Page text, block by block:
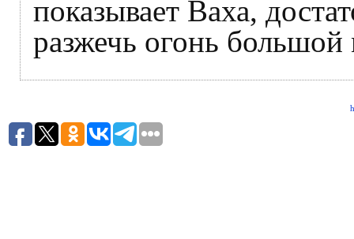
показывает Ваха,
разжечь огонь